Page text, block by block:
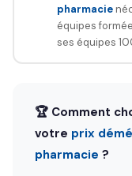
pharmacie
équipes
ses équipes
🏆 Comment
votre prix
pharmacie ?